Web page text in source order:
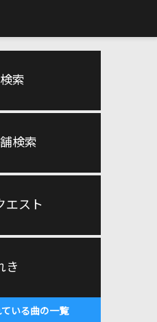
索
検索
エスト
き
いる曲の一覧